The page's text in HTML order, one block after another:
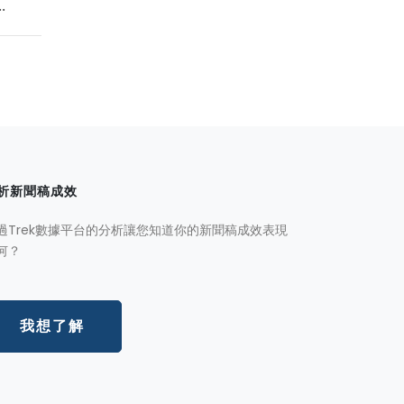
新聞稿成效
Trek數據平台的分析讓您知道你的新聞稿成效表現
？
我想了解